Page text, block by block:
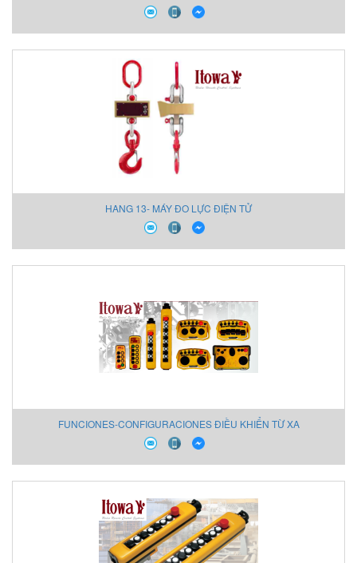
HANG 13- MÁY ĐO LỰC ĐIỆN TỬ
FUNCIONES-CONFIGURACIONES ĐIỀU KHIỂN TỪ XA